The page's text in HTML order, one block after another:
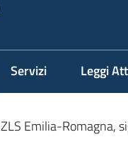
Servizi Leggi
ZLS Emilia-Romagna,